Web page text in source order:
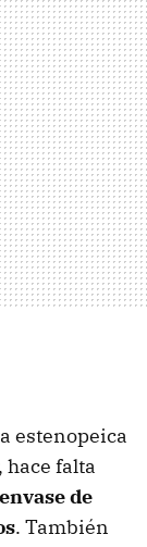
estenopeica
falta
de
. También